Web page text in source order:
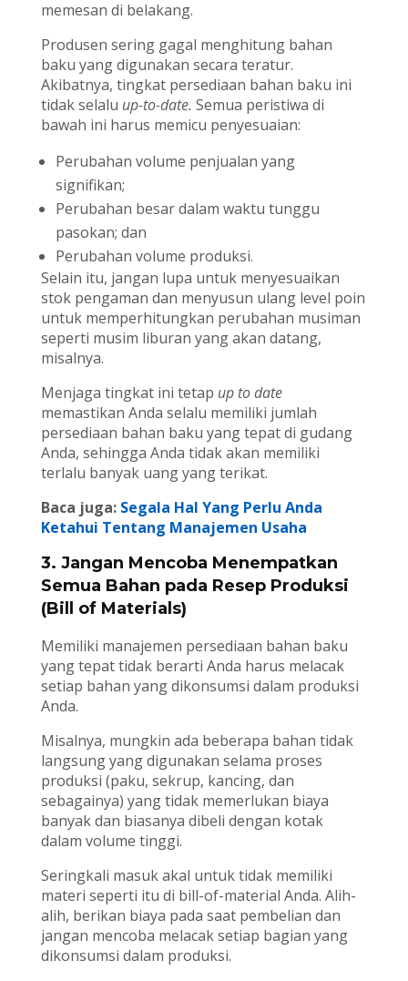
memesan di belakang.
Produsen sering gagal menghitung bahan
baku yang digunakan secara teratur.
Akibatnya, tingkat persediaan bahan baku ini
tidak selalu up-to-date. Semua peristiwa di
bawah ini harus memicu penyesuaian:
Perubahan volume penjualan yang
signifikan;
Perubahan besar dalam waktu tunggu
pasokan; dan
Perubahan volume produksi.
Selain itu, jangan lupa untuk menyesuaikan
stok pengaman dan menyusun ulang level poin
untuk memperhitungkan perubahan musiman
seperti musim liburan yang akan datang,
misalnya.
Menjaga tingkat ini tetap up to date
memastikan Anda selalu memiliki jumlah
persediaan bahan baku yang tepat di gudang
Anda, sehingga Anda tidak akan memiliki
terlalu banyak uang yang terikat.
Baca juga: Segala Hal Yang Perlu Anda
Ketahui Tentang Manajemen Usaha
3. Jangan Mencoba Menempatkan
Semua Bahan pada Resep Produksi
(Bill of Materials)
Memiliki manajemen persediaan bahan baku
yang tepat tidak berarti Anda harus melacak
setiap bahan yang dikonsumsi dalam produksi
Anda.
Misalnya, mungkin ada beberapa bahan tidak
langsung yang digunakan selama proses
produksi (paku, sekrup, kancing, dan
sebagainya) yang tidak memerlukan biaya
banyak dan biasanya dibeli dengan kotak
dalam volume tinggi.
Seringkali masuk akal untuk tidak memiliki
materi seperti itu di bill-of-material Anda. Alih-
alih, berikan biaya pada saat pembelian dan
jangan mencoba melacak setiap bagian yang
dikonsumsi dalam produksi.